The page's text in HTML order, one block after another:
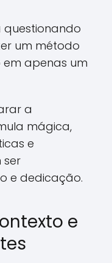
questionando
um método
apenas um
a
mágica,
e
ser
e dedicação.
e